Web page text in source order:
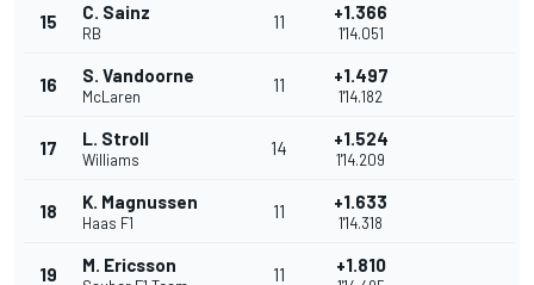
15 C. Sainz
RB
11 +1.366
1'14.051
16 S. Vandoorne
McLaren
11 +1.497
1'14.182
17 L. Stroll
Williams
14 +1.524
1'14.209
18 K. Magnussen
Haas F1
11 +1.633
1'14.318
19 M. Ericsson 11 +1.810